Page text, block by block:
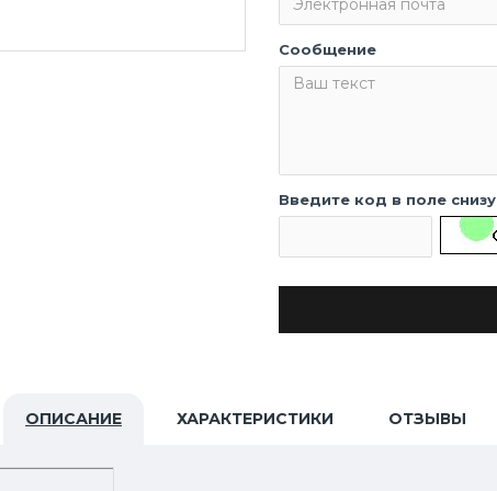
Сообщение
Введите код в поле снизу
ОПИСАНИЕ ХАРАКТЕРИСТИКИ ОТЗЫВЫ